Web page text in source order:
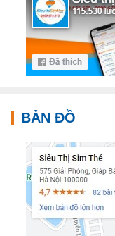
BẢN ĐỒ